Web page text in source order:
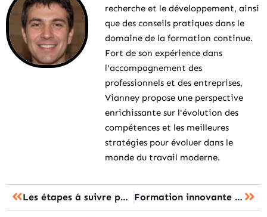
recherche et le développement, ainsi
que des conseils pratiques dans le
domaine de la formation continue.
Fort de son expérience dans
l'accompagnement des
professionnels et des entreprises,
Vianney propose une perspective
enrichissante sur l'évolution des
compétences et les meilleures
stratégies pour évoluer dans le
monde du travail moderne.
Les étapes à suivre pour réussir une reconversion professionnelle Formation innovante à Lyon : l’effet catalyseur de Convergence